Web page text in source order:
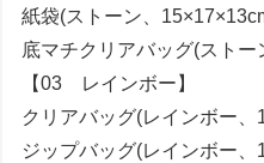
紙袋(ストーン、
底マチクリアバッグ(スト
【03 レインボー】
クリアバッグ(レインボー
ジップバッグ(レインボー